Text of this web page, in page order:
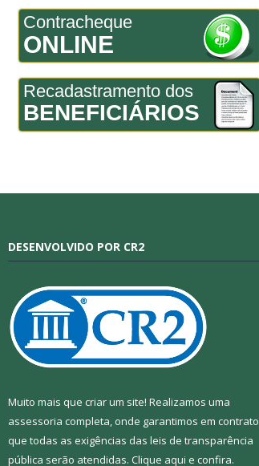
Contracheque
ONLINE
Recadastramento dos
BENEFICIÁRIOS
DESENVOLVIDO POR CR2
Muito mais que criar um site! Realizamos uma
assessoria completa, onde garantimos em contrato
que todas as exigências das leis de transparência
pública serão atendidas. Clique aqui e confira.